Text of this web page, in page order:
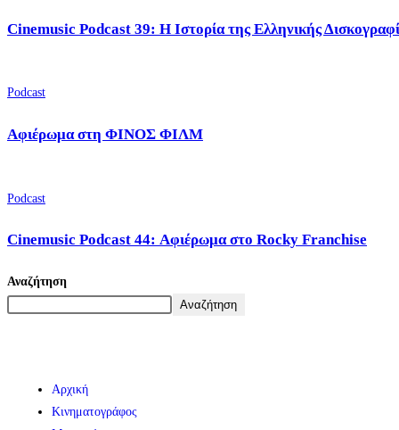
Cinemusic Podcast 39: Η Ιστορία της Ελληνικής
Podcast
Αφιέρωμα στη ΦΙΝΟΣ ΦΙΛΜ
Podcast
Cinemusic Podcast 44: Αφιέρωμα στο Rocky Franchise
Αναζήτηση
Αναζήτηση
Αρχική
Κινηματογράφος